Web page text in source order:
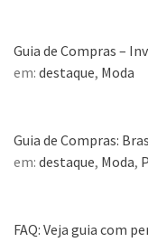
Guia de Compras –
em: destaque, Moda
Guia de Compras:
em: destaque, Moda,
FAQ: Veja guia com